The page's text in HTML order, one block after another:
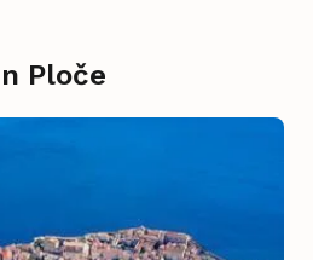
Ploče